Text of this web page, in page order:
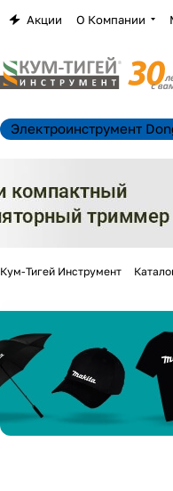
Акции О Компании
Электроинструмент
Кум-Тигей Инструмент